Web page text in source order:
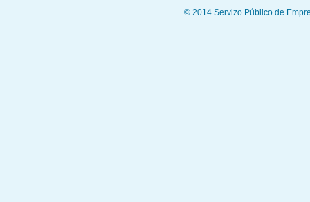
© 2014 Servizo Público de